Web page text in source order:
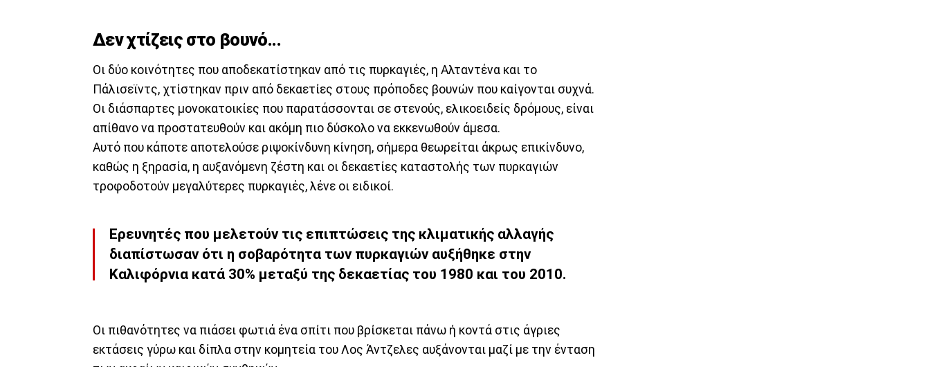
Δεν χτίζεις στο βουνό...
Οι δύο κοινότητες που αποδεκατίστηκαν από τις πυρκαγιές, η Αλταντένα και το
Πάλισεϊντς, χτίστηκαν πριν από δεκαετίες στους πρόποδες βουνών που καίγονται συχνά.
Οι διάσπαρτες μονοκατοικίες που παρατάσσονται σε στενούς, ελικοειδείς δρόμους, είναι
απίθανο να προστατευθούν και ακόμη πιο δύσκολο να εκκενωθούν άμεσα.
Αυτό που κάποτε αποτελούσε ριψοκίνδυνη κίνηση, σήμερα θεωρείται άκρως επικίνδυνο,
καθώς η ξηρασία, η αυξανόμενη ζέστη και οι δεκαετίες καταστολής των πυρκαγιών
τροφοδοτούν μεγαλύτερες πυρκαγιές, λένε οι ειδικοί.
Ερευνητές που μελετούν τις επιπτώσεις της κλιματικής αλλαγής
διαπίστωσαν ότι η σοβαρότητα των πυρκαγιών αυξήθηκε στην
Καλιφόρνια κατά 30% μεταξύ της δεκαετίας του 1980 και του 2010.
Οι πιθανότητες να πιάσει φωτιά ένα σπίτι που βρίσκεται πάνω ή κοντά στις άγριες
εκτάσεις γύρω και δίπλα στην κομητεία του Λος Άντζελες αυξάνονται μαζί με την ένταση